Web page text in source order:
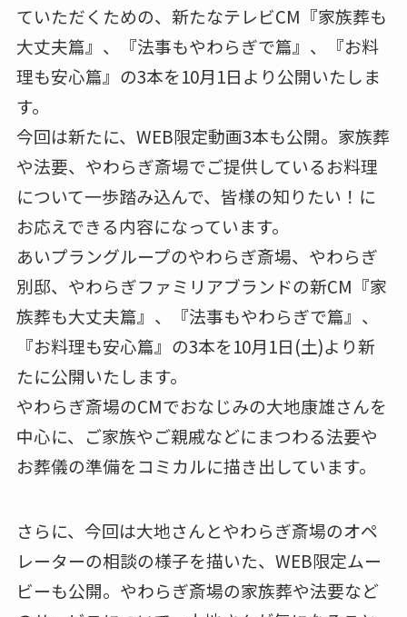
ていただくための、新たなテレビCM『家族葬も
大丈夫篇』、『法事もやわらぎで篇』、『お料
理も安心篇』の3本を10月1日より公開いたしま
す。
今回は新たに、WEB限定動画3本も公開。家族葬
や法要、やわらぎ斎場でご提供しているお料理
について一歩踏み込んで、皆様の知りたい！に
お応えできる内容になっています。
あいプラングループのやわらぎ斎場、やわらぎ
別邸、やわらぎファミリアブランドの新CM『家
族葬も大丈夫篇』、『法事もやわらぎで篇』、
『お料理も安心篇』の3本を10月1日(土)より新
たに公開いたします。
やわらぎ斎場のCMでおなじみの大地康雄さんを
中心に、ご家族やご親戚などにまつわる法要や
お葬儀の準備をコミカルに描き出しています。
さらに、今回は大地さんとやわらぎ斎場のオペ
レーターの相談の様子を描いた、WEB限定ムー
ビーも公開。やわらぎ斎場の家族葬や法要など